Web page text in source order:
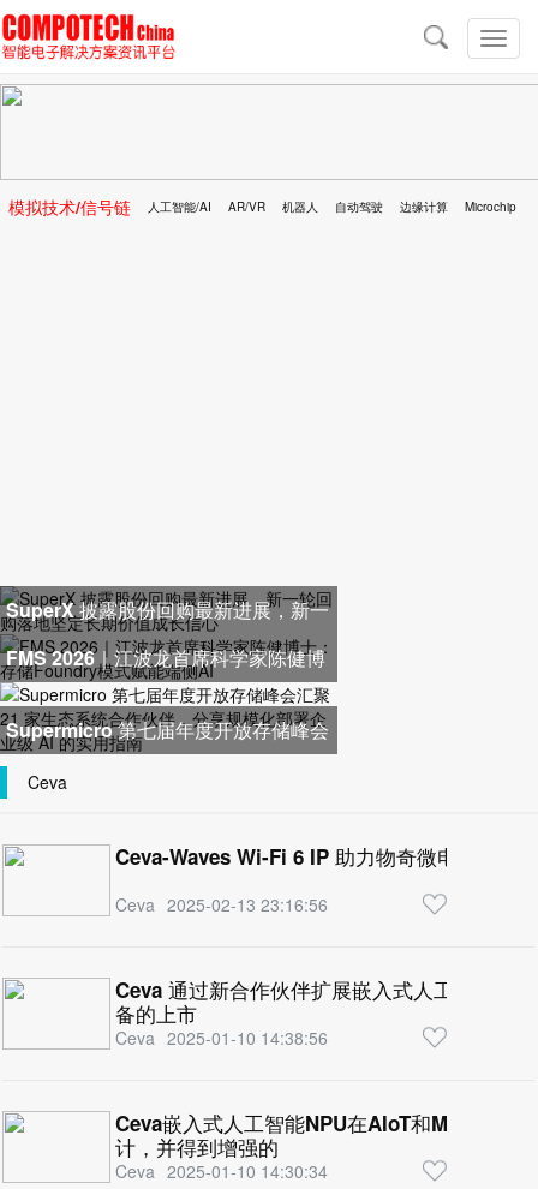
切
换
导
导
航
模拟技术/信号链 人工智能/AI AR/VR 机器人 自动驾驶 边缘计算 Microchip
SuperX 披露股份回购最新进展，新一
轮回购落地坚定长期价值成长
FMS 2026｜江波龙首席科学家陈健博
士：存储Foundry模式赋能端侧
Supermicro 第七届年度开放存储峰会
汇聚 21 家生态系统合作伙伴，
Ceva
Ceva-Waves Wi-Fi 6 IP 助力物奇微电子 Wi-
Ceva 2025-02-13 23:16:56
Ceva 通过新合作伙伴扩展嵌入式人工智能
备的上市
Ceva 2025-01-10 14:38:56
Ceva嵌入式人工智能NPU在AIoT和MCU市场
计，并得到增强的
Ceva 2025-01-10 14:30:34